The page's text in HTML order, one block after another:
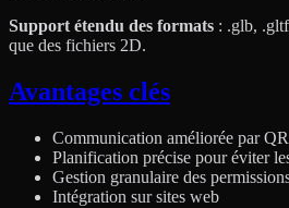
Support étendu des formats : .glb,
que des fichiers 2D.
Avantages clés
Communication améliorée par
Planification précise pour éviter
Gestion granulaire des
Intégration sur sites web